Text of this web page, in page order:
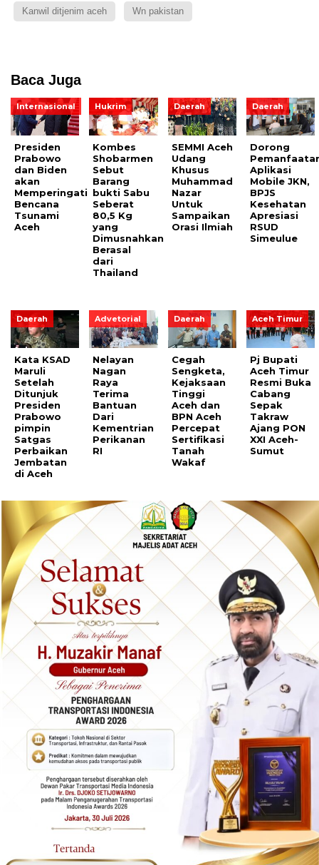
Kanwil ditjenim aceh Wn pakistan
Baca Juga
Internasional
Presiden
Prabowo
dan Biden
akan
Memperingati
Bencana
Tsunami
Aceh
Hukrim
Kombes
Shobarmen
Sebut
Barang
bukti Sabu
Seberat
80,5 Kg
yang
Dimusnahkan
Berasal
dari
Thailand
Daerah
SEMMI Aceh
Udang
Khusus
Muhammad
Nazar
Untuk
Sampaikan
Orasi Ilmiah
Daerah
Dorong
Aplikasi
Mobile JKN,
BPJS
Kesehatan
Apresiasi
RSUD
Simeulue
Daerah
Kata KSAD
Maruli
Setelah
Ditunjuk
Presiden
Prabowo
pimpin
Satgas
Perbaikan
Jembatan
di Aceh
Advetorial
Nelayan
Nagan
Raya
Terima
Bantuan
Dari
Kementrian
Perikanan
RI
Daerah
Cegah
Sengketa,
Kejaksaan
Tinggi
Aceh dan
BPN Aceh
Percepat
Sertifikasi
Tanah
Wakaf
Aceh Timur
Pj Bupati
Aceh Timur
Resmi Buka
Cabang
Sepak
Takraw
Ajang PON
XXI Aceh-
Sumut